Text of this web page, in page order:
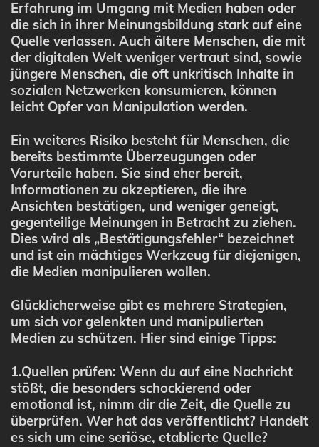
Erfahrung im Umgang mit Medien haben oder
die sich in ihrer Meinungsbildung stark auf eine
Quelle verlassen. Auch ältere Menschen, die mit
der digitalen Welt weniger vertraut sind, sowie
jüngere Menschen, die oft unkritisch Inhalte in
sozialen Netzwerken konsumieren, können
leicht Opfer von Manipulation werden.
Ein weiteres Risiko besteht für Menschen, die
bereits bestimmte Überzeugungen oder
Vorurteile haben. Sie sind eher bereit,
Informationen zu akzeptieren, die ihre
Ansichten bestätigen, und weniger geneigt,
gegenteilige Meinungen in Betracht zu ziehen.
Dies wird als „Bestätigungsfehler“ bezeichnet
und ist ein mächtiges Werkzeug für diejenigen,
die Medien manipulieren wollen.
Glücklicherweise gibt es mehrere Strategien,
um sich vor gelenkten und manipulierten
Medien zu schützen. Hier sind einige Tipps:
1.Quellen prüfen: Wenn du auf eine Nachricht
stößt, die besonders schockierend oder
emotional ist, nimm dir die Zeit, die Quelle zu
überprüfen. Wer hat das veröffentlicht? Handelt
es sich um eine seriöse, etablierte Quelle?